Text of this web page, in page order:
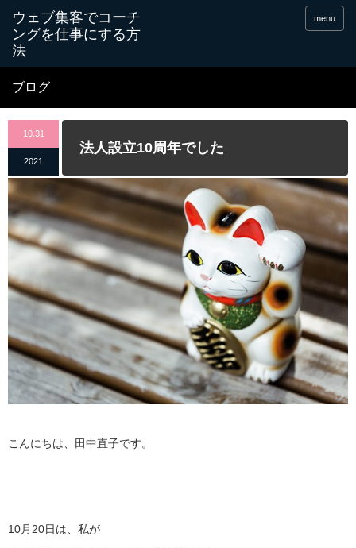
menu
ブログ
10.31
2021
法人設立10周年でした
こんにちは、田中直子です。
10月20日は、私が